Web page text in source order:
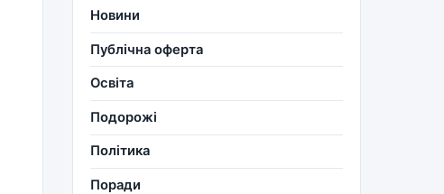
Новини
Публічна оферта
Освіта
Подорожі
Політика
Поради